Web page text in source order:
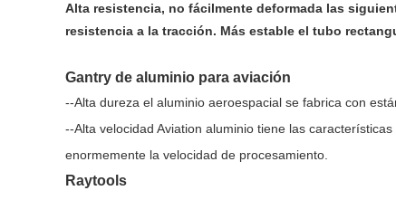
Alta resistencia, no fácilmente deformada las
resistencia a la tracción. Más estable el tubo
Gantry de aluminio para aviación
--Alta dureza el aluminio aeroespacial se fabrica con
--Alta velocidad Aviation aluminio tiene las
enormemente la velocidad de procesamiento.
Raytools